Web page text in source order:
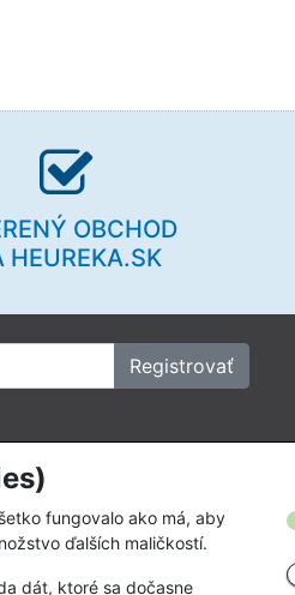
fungovalo ako má, aby
ďalších maličkostí.
dát, ktoré sa dočasne
OBCHOD
HEUREKA.SK
Registrovať
a doručenia